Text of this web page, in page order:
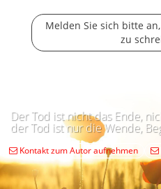
Melden Sie sich bitte
zu
Der Tod ist nicht das Ende,
der Tod ist nur die Wende,
Kontakt zum Autor aufnehmen